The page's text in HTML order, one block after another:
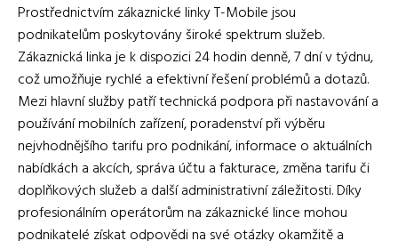
Prostřednictvím zákaznické linky T-Mobile jsou
podnikatelům poskytovány široké spektrum služeb.
Zákaznická linka je k dispozici 24 hodin denně, 7 dní v týdnu,
což umožňuje rychlé a efektivní řešení problémů a dotazů.
Mezi hlavní služby patří technická podpora při nastavování a
používání mobilních zařízení, poradenství při výběru
nejvhodnějšího tarifu pro podnikání, informace o aktuálních
nabídkách a akcích, správa účtu a fakturace, změna tarifu či
doplňkových služeb a další administrativní záležitosti. Díky
profesionálním operátorům na zákaznické lince mohou
podnikatelé získat odpovědi na své otázky okamžitě a